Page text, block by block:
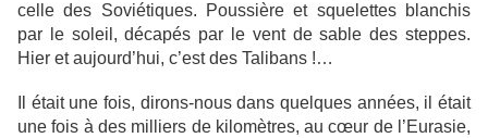
celle des Soviétiques. Poussière et squelettes blanchis
par le soleil, décapés par le vent de sable des steppes.
Hier et aujourd’hui, c’est des Talibans !…
Il était une fois, dirons-nous dans quelques années, il était
une fois à des milliers de kilomètres, au cœur de l’Eurasie,